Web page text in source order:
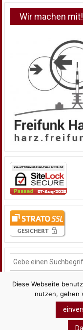
Wir machen mit!
Diese Webseite
nutzen, gehen